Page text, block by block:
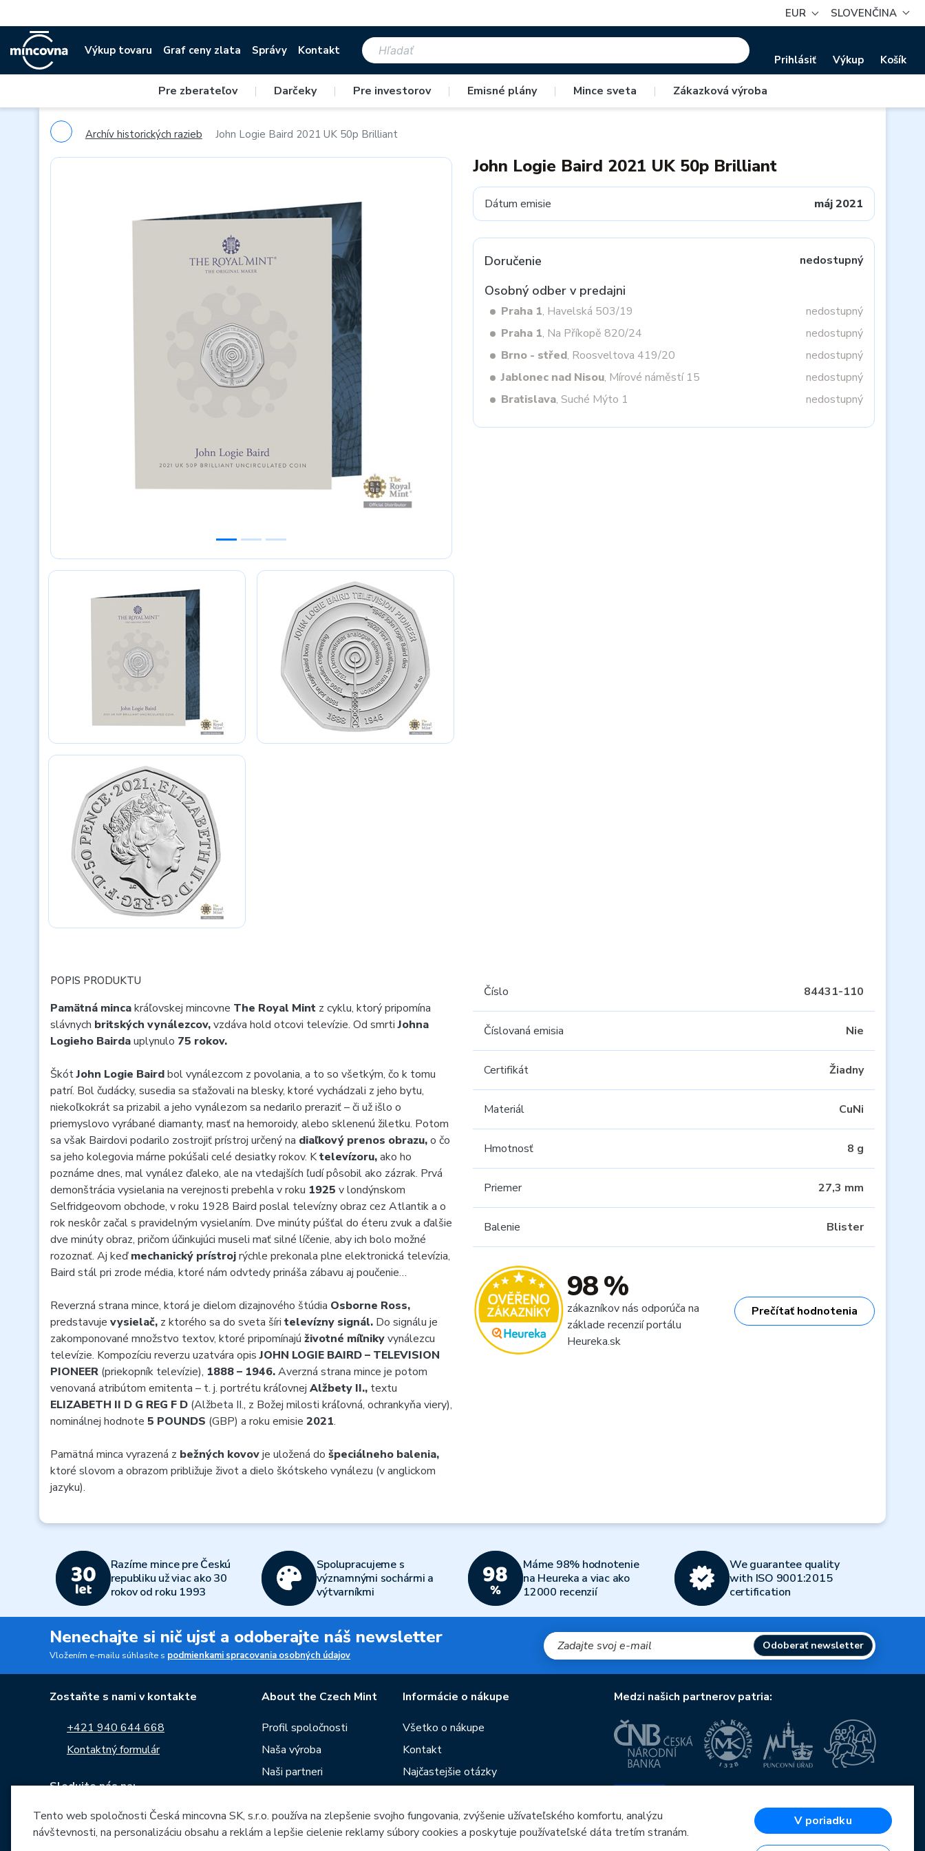
EUR SLOVENČINA
Výkup tovaru Graf ceny zlata Správy Kontakt
Prihlásiť Výkup Košík
Pre zberateľov | Darčeky | Pre investorov | Emisné plány | Mince sveta | Zákazková výroba
Archív historických razieb John Logie Baird 2021 UK 50p Brilliant
John Logie Baird 2021 UK 50p Brilliant
Dátum emisie máj 2021
Doručenie nedostupný
Osobný odber v predajni
Praha 1, Havelská 503/19
nedostupný
Praha 1, Na Příkopě 820/24
nedostupný
Brno - střed, Roosveltova 419/20
nedostupný
Jablonec nad Nisou, Mírové náměstí 15
nedostupný
Bratislava, Suché Mýto 1 nedostupný
POPIS PRODUKTU
Pamätná mincakráľovskej mincovne The Royal Mint z cyklu, ktorý pripomína
slávnych britských vynálezcov,vzdáva hold otcovi televízie. Od smrtiJohna
Logieho Bairdauplynulo 75 rokov.
ŠkótJohn Logie Bairdbol vynálezcom z povolania, a to so všetkým, čo k tomu
patrí. Bol čudácky, susedia sa sťažovali na blesky, ktoré vychádzali z jeho bytu,
niekoľkokrát sa prizabil a jeho vynálezom sa nedarilo preraziť – či už išlo o
priemyslovo vyrábané diamanty, masť na hemoroidy, alebo sklenenú žiletku. Potom
sa však Bairdovi podarilo zostrojiť prístroj určený na diaľkový prenos obrazu,o čo
sa jeho kolegovia márne pokúšali celé desiatky rokov. Ktelevízoru,ako ho
poznáme dnes, mal vynález ďaleko, ale na vtedajších ľudí pôsobil ako zázrak. Prvá
demonštrácia vysielania na verejnosti prebehla v roku 1925 v londýnskom
Selfridgeovom obchode, v roku 1928 Baird poslal televízny obraz cez Atlantik a o
rok neskôr začal s pravidelným vysielaním. Dve minúty púšťal do éteru zvuk a ďalšie
dve minúty obraz, pričom účinkujúci museli mať silné líčenie, aby ich bolo možné
rozoznať. Aj keďmechanický prístrojrýchle prekonala plne elektronická televízia,
Baird stál pri zrode média, ktoré nám odvtedy prináša zábavu aj poučenie…
Reverzná strana mince, ktorá je dielom dizajnového štúdia Osborne Ross,
predstavuje vysielač, z ktorého sa do sveta šíri televízny signál. Do signálu je
zakomponované množstvo textov, ktoré pripomínajú životné míľnikyvynálezcu
televízie. Kompozíciu reverzu uzatvára opisJOHN LOGIE BAIRD – TELEVISION
PIONEER (priekopník televízie), 1888 – 1946.Averzná strana mince je potom
venovaná atribútom emitenta – t. j. portrétu kráľovnej Alžbety II., textu
ELIZABETH II D G REG F D (Alžbeta II., z Božej milosti kráľovná, ochrankyňa viery),
nominálnej hodnote 5 POUNDS (GBP) a roku emisie 2021.
Pamätná minca vyrazená z bežných kovovje uložená do špeciálneho balenia,
ktoré slovom a obrazom približuje život a dielo škótskeho vynálezu (v anglickom
jazyku).
Číslo 84431-110
Číslovaná emisia Nie
Certifikát Žiadny
Materiál CuNi
Hmotnosť 8 g
Priemer 27,3 mm
Balenie Blister
98 %
zákazníkov nás odporúča na
základe recenzií portálu
Heureka.sk
Prečítať hodnotenia
Razíme mince pre Českú
republiku už viac ako 30
rokov od roku 1993
Spolupracujeme s
významnými sochármi a
výtvarníkmi
Máme 98% hodnotenie
na Heureka a viac ako
12000 recenzií
We guarantee quality
with ISO 9001:2015
certification
Nenechajte si nič ujsť a odoberajte náš newsletter
Vložením e-mailu súhlasíte s podmienkami spracovania osobných údajov
Odoberať newsletter
Zostaňte s nami v kontakte
+421 940 644 668
Kontaktný formulár
Sledujte nás na:
About the Czech Mint
Profil spoločnosti
Naša výroba
Naši partneri
Správy
Na stiahnutie
Informácie o nákupe
Všetko o nákupe
Kontakt
Najčastejšie otázky
Predajne Českej mincovne
Poradca
Medzi našich partnerov patria:
OP Podnikanie a inovácie pre konkurencieschopnosť
Európska únia
Európsky fond pre regionálny rozvoj
Investície do vašej budúcnosti
Tento web spoločnosti Česká mincovna SK, s.r.o. používa na zlepšenie svojho fungovania, zvýšenie užívateľského komfortu, analýzu
návštevnosti, na personalizáciu obsahu a reklám a lepšie cielenie reklamy súbory cookies a poskytuje používateľské dáta tretím stranám.
V poriadku